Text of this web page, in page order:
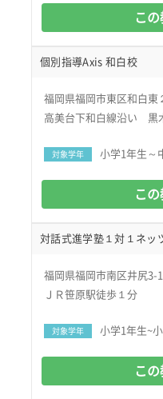
こ
個別指導Axis 和白校
福岡県福岡市東区和白東
高美台下和白線沿い 黒
対象学年 小学1年生～
こ
対話式進学塾１対１ネッ
福岡県福岡市南区井尻3-
ＪＲ笹原駅徒歩１分
対象学年 小学1年生~
こ